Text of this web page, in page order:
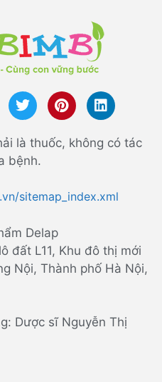
là thuốc, không có tác
bệnh.
sitemap_index.xml
Delap
đất L11, Khu đô thị mới
Nội, Thành phố Hà Nội,
Dược sĩ Nguyễn Thị